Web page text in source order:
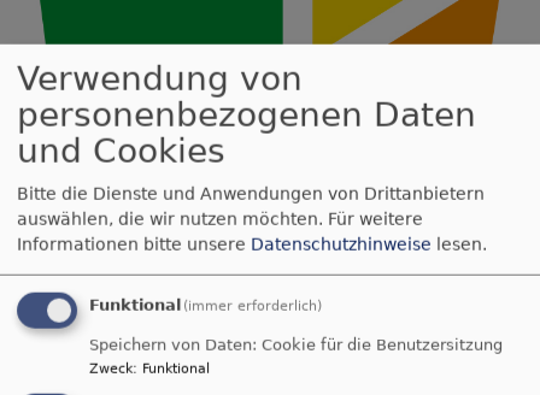
Verwendung von
personenbezogenen Daten
und Cookies
Bitte die Dienste und Anwendungen von Drittanbietern
auswählen, die wir nutzen möchten. Für weitere
Informationen bitte unsere Datenschutzhinweise lesen.
Funktional (immer erforderlich)
Speichern von Daten: Cookie für die Benutzersitzung
Zweck: Funktional